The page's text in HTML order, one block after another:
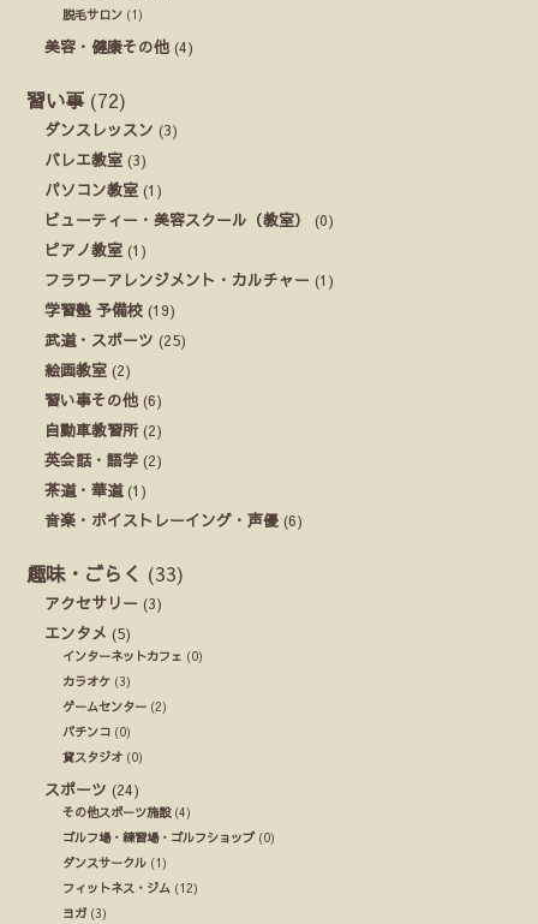
脱毛サロン (1)
美容・健康その他 (4)
習い事 (72)
ダンスレッスン (3)
バレエ教室 (3)
パソコン教室 (1)
ビューティー・美容スクール（教室）
(0)
ピアノ教室 (1)
フラワーアレンジメント・カルチャー (1)
学習塾 予備校 (19)
武道・スポーツ (25)
絵画教室 (2)
習い事その他 (6)
自動車教習所(2)
英会話・語学 (2)
茶道・華道(1)
音楽・ボイストレーイング・声優 (6)
趣味・ごらく (33)
アクセサリー (3)
エンタメ (5)
インターネットカフェ (0)
カラオケ (3)
ゲームセンター (2)
パチンコ (0)
貸スタジオ (0)
スポーツ (24)
その他スポーツ施設(4)
ゴルフ場・練習場・ゴルフショップ(0)
ダンスサークル (1)
フィットネス・ジム (12)
ヨガ (3)